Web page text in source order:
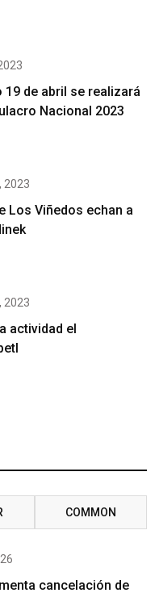
19 de abril se realizará
Nacional 2023
2023
Los Viñedos echan a
2023
actividad el
COMMON
cancelación de